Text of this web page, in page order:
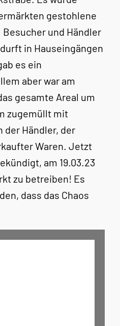
gestohlene
und Händler
in Hauseingängen
es ein
aber war am
gesamte Areal um
zugemüllt mit
Händler, der
Waren. Jetzt
am 19.03.23
zu betreiben! Es
dass das Chaos